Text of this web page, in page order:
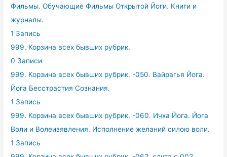
Фильмы. Обучающие Фильмы Открытой Йоги. Книги и
журналы.
1 Запись
999. Корзина всех бывших рубрик.
0 Записи
999. Корзина всех бывших рубрик. -050. Вайрагья Йога.
Йога Бесстрастия Сознания.
1 Запись
999. Корзина всех бывших рубрик. -060. Ичха Йога. Йога
Воли и Волеизявления. Исполнение желаний силою воли.
1 Запись